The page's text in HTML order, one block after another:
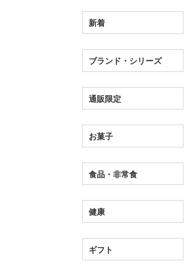
新着
ブランド・シリーズ
通販限定
お菓子
食品・非常食
健康
ギフト